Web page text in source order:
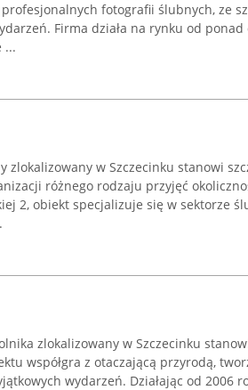
fotografii ślubnych, ze
Firma działa na rynku od
...
zlokalizowany w Szczecinku stanowi
różnego rodzaju przyjęć
2, obiekt specjalizuje się w sektorze
zlokalizowany w Szczecinku
współgra z otaczającą przyrodą,
wydarzeń. Działając od 2006